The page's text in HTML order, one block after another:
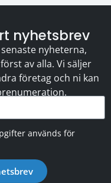
nyhetsbrev
nyheterna,
av alla. Vi säljer
företag och ni kan
används för